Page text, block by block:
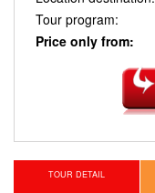
Tour program:
Price only from:
TOUR DETAIL